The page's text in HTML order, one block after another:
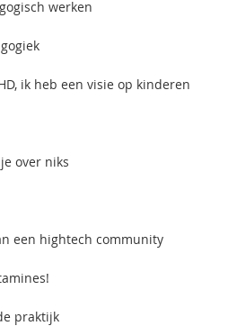
werken
ik heb een visie op kinderen
over niks
een hightech community
praktijk